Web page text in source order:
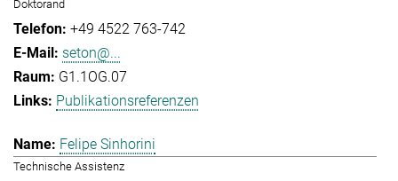
Doktorand
+49 4522 763-742
seton@...
G1.1OG.07
Publikationsreferenzen
Felipe Sinhorini
Technische Assistenz